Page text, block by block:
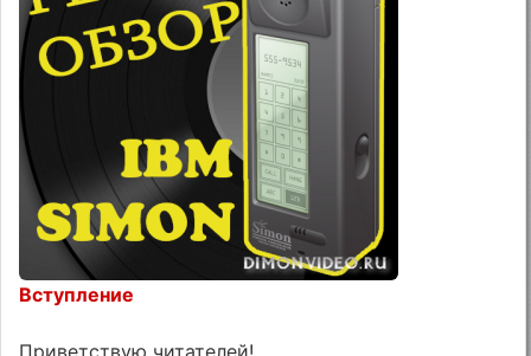
Вступление
Приветствую читателей!